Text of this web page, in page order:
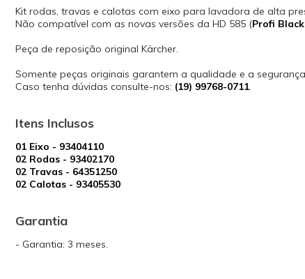
Kit rodas, travas e calotas com eixo para lavadora de alta
Não compatível com as novas versões da HD 585 (Profi
Peça de reposição original Kärcher.
Somente peças originais garantem a qualidade e a
Caso tenha dúvidas consulte-nos: (19) 99768-0711.
Itens Inclusos
01 Eixo - 93404110
02 Rodas - 93402170
02 Travas - 64351250
02 Calotas - 93405530
Garantia
- Garantia: 3 meses.